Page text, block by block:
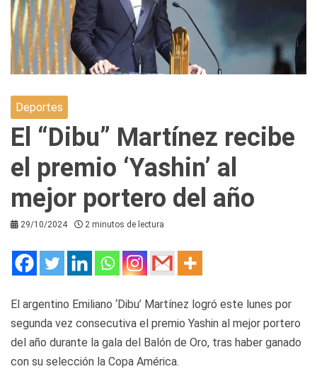
Deportes
El “Dibu” Martínez recibe
el premio ‘Yashin’ al
mejor portero del año
29/10/2024 2 minutos de lectura
El argentino Emiliano ‘Dibu’ Martínez logró este lunes por
segunda vez consecutiva el premio Yashin al mejor portero
del año durante la gala del Balón de Oro, tras haber ganado
con su selección la Copa América.